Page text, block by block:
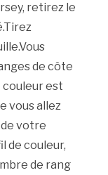
retirez le
de côte
couleur est
vous allez
de votre
de couleur,
de rang